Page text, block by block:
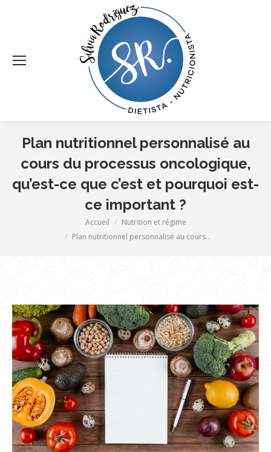
Plan nutritionnel personnalisé au
cours du processus oncologique,
qu’est-ce que c’est et pourquoi est-
ce important ?
Accueil
Nutrition et régime
Plan nutritionnel personnalisé au cours…